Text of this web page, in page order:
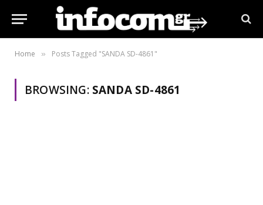
Home » Posts Tagged "SANDA SD-4861"
BROWSING: SANDA SD-4861